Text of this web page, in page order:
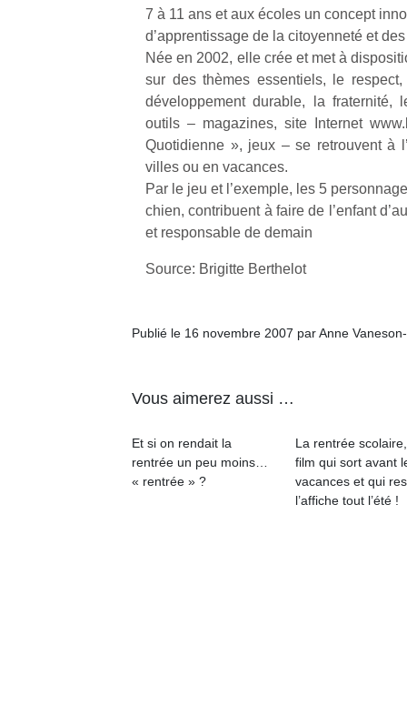
7 à 11 ans et aux écoles un concept
d’apprentissage de la citoyenneté et
Née en 2002, elle crée et met à
sur des thèmes essentiels, le
développement durable, la
outils – magazines, site Internet
Quotidienne », jeux – se retrouvent à
villes ou en vacances.
Par le jeu et l’exemple, les 5
chien, contribuent à faire de l’enfant
et responsable de demain
Source: Brigitte Berthelot
Publié le 16 novembre 2007 par Anne
Vous aimerez aussi …
Et si on rendait la
rentrée un peu moins…
« rentrée » ?
La rentrée
film qui sort avant
vacances et qui
l’affiche tout l’été !
physique
ou
apprentissage…